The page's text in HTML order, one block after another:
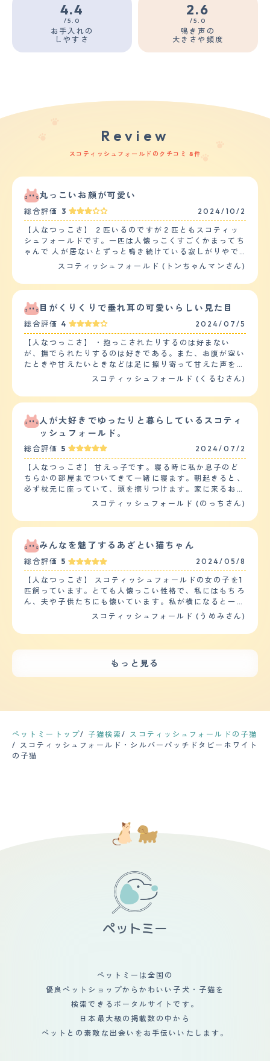
4.4
/5.0
お手入れの
しやすさ
2.6
/5.0
鳴き声の
大きさや頻度
Review
スコティッシュフォールドのクチコミ 8件
丸っこいお顔が可愛い
総合評価 3 2024/10/2
【人なつっこさ】 ２匹いるのですが２匹ともスコティッ
シュフォールドです。一匹は人懐っこくすごくかまってち
ゃんで 人が居ないとずっと鳴き続けている寂しがりやで
す。頭を撫でてあげると喜び社交的な性格なようです。も
う一匹はマイペースで行動もゆっくりで、ほとんど鳴く事
もなく静かで大人しい性格です。抱っこなども嫌がって1
が欲しい時だけ擦り寄ってきますが普段は人に近づく事も
しません。同じ種類の猫でも全然性格が違うもんだなぁと
思っています。 【落ち着き】 ２匹のうちの１匹は落ち着
きがなくいつも人に甘えていたいみたいです。エサや水が
充分にあっても起きている間は人にかまっていて欲しい子
です。とても運動も激しく走り回って遊びたがって飼い主
の方が疲れてしまうくらい落ち着きがないです。 【しつ
けやすさ】 トイレのしつけはあまり失敗はなく覚えまし
にトイレが綺麗かチェックが必要になります。特に訓練な
どはしていません 運動は家の中を走ってるのとキャット
タワーの上り下りでかなりの運動をしています。 【お手
入れ】 毛は長めなのでいつも自宅でブラッシングをして
いますが抜け毛が多いです。毛がふわふわの毛なので部屋
の中は掃除が大変です。猫は自分で毛繕いをするのでその
時に抜けた毛がフローリングの床にたくさん落ちます。で
すので1日に何度も掃除をしなければなりません。エサに
よってはお腹を壊してしまう事が多いのでうんちを見てあ
まり水っぽいエサは避けています。固形のエサもミックス
ってあげるようにしています。 【鳴き声】 鳴き声が大き
がくるのではないかと思っています。特に夜中遅くに鳴き
続けてしまう事があるのでなるべく何度も起きて気を紛ら
わせて遊ばせたりして 鳴かせないようにしています。
【総評】 ペットを迎い入れた事で家族の会話が増えまし
た。いつも一緒に居るので家族が増えましたし家の雰囲気
も明るくなった気がします。２匹のニャンコが居ますが第
かり何が必要か調べてペットショップに相談しに行ったり
けなので大丈夫でした。２匹とも性格は違いますがとても
可愛い家族になりました。
スコティッシュフォールド (トンちゃんマンさん)
目がくりくりで垂れ耳の可愛いらしい見た目
総合評価 4 2024/07/5
【人なつっこさ】 ・抱っこされたりするのは好まない
が、撫でられたりするのは好きである。また、お腹が空い
たときや甘えたいときなどは足に擦り寄って甘えた声を出
すなど人懐っこい部分もある。 ・新参猫に対して、最初
開くと新参猫の体を舐めてあげたり、そばで寝たりなど、
でも興味津々で駆け寄り様子を伺っている。おもちゃなど
などで戯れたりするのも好きである。 【落ち着き】 ・他
遊んでいるが、基本的には落ち着いた性格で、外をみたり
キャットタワーや窓際などのお気に入りの場所で落ち着い
ている。 【しつけやすさ】 ・トイレなどのしつけは特に
訓練することなく、自分で覚えて行うことができた。 ・
家の中で走り回っているのでそれが運動になっている。
ットフードを与えたりするようにして工夫している。
【お手入れ】 ・長毛種なので抜け毛や毛の手入れが特に
大変である。自分でカットをしているが、カットされるの
が嫌いなので限界があり、動物病院などで半年に1度くら
いの頻度で切ってもらっている。こだわりは特になく、顔
周りだけ残してもらって、体は全体的に邪魔にならないよ
うに短く切っていただいている。 ・シャンプーなども嫌
がるので、カットのタイミングで一緒にしてもらってい
る。ブラッシングは定期的に手が空いているときに自分で
耳障りに感じることはない。泣く頻度については、特段多
垂れ耳とくりくりの可愛らしいお目目が印象的で、ペット
のたまらないです。 ・長毛種なので抜け毛の時期などは
気にする方はよく考えた方が良いかもしれません。また、
毛のカットやブラッシングも定期的に行ってあげないと、
毛玉なども飲み込んでしまうので大変です。
スコティッシュフォールド (くるむさん)
人が大好きでゆったりと暮らしているスコティ
ッシュフォールド。
総合評価 5 2024/07/2
【人なつっこさ】 甘えっ子です。寝る時に私か息子のど
ちらかの部屋までついてきて一緒に寝ます。朝起きると、
必ず枕元に座っていて、頭を擦りつけます。家に来るお客
様にも遠慮なく擦り寄ってくるので、お客様を部屋に入れ
ん。お客様の膝の上で眠ってしまったり、甘えてゴロゴロ
と、あとはなすがままになります。息子のお友達がしつこ
く触っても我慢しています。とにかくひとが大好きです。
【落ち着き】 落ち着いたネコだと思います。メスだから
かもしれませんが、大騒ぎしません。特筆すべきは、ほと
んど鳴かないことです。大きな声で鳴いたことがありませ
ん。かと言ってじゃれないわけでもなく、大好きなネズミ
さ】 ペットショップから初めて我が家にきた時から、お
砂に混ぜただけですが、その日のうちにトイレの場所を覚
時にカットしています。爪切りが嫌いな子なので、またた
びで気をそらして、ささっと切るのが我が家流です。
【鳴き声】 前述しましたとおり、ほとんど鳴きません。
われていますが、我が家の猫は3キロですので小柄です。
とても人懐こく愛嬌があります。家に来るお客様がネコ好
きだったりすると、必ず可愛がってくれます。人が大好き
す。寝ている時でさえも癒されています。先住猫が亡くな
り心にポッカリ穴が空いていた私たち家族のもとにきてく
れたことに感謝しかありません。
スコティッシュフォールド (のっちさん)
みんなを魅了するあざとい猫ちゃん
総合評価 5 2024/05/8
【人なつっこさ】 スコティッシュフォールドの女の子を1
匹飼っています。とても人懐っこい性格で、私にはもちろ
ん、夫や子供たちにも懐いています。私が横になると一緒
にお腹の上に乗ってきたり、移動するとずっと着いてきた
添ってくれたりもします。他のペットは飼っていません
たくさん愛情注いで一緒にこれからも暮らしていきます！
【落ち着き】 日向ぼっこをしたり、好きな毛布の上でゆ
接してくれます。日頃から本当にのんびり屋さんで落ち着
はそんなに"しつけ"の訓練は必要ないと思いますが、私が
飼っている猫ちゃんには、トイレトレーニングをしまし
た。その結果、飼ってから1度もトイレ以外のところで、
ろです。目ヤニは出てる時に、耳は毎日耳用ウェットシー
トで拭いています。ですがそんなに溜まるものでもないの
声】 鳴き声はとても可愛く、高い声で鳴きます。その時
によって鳴き方が違うところまた良いですね。｢ニャー｣
だったり｢クゥン｣と甘えてるような鳴き方だったり、嫌
な時に出すような｢ニャ！｣と短めの鳴き方だったりと
ているところは、お顔はもちろん、模様、鳴き声、性格、
した。猫ちゃんも寒いかな？暑いかな？と自分たちだけで
はなく、猫ちゃんのことも考えながら生活しています。小
さい子供が2人おり、猫との接し方に最初は不安はありま
したが、猫ちゃんの方も理解しているのか、なんの問題も
ありませんでした。
スコティッシュフォールド (うめみさん)
もっと見る
ペットミートップ 子猫検索
スコティッシュフォールドの子猫
スコティッシュフォールド・シルバーパッチドタビーホワイト
の子猫
ペットミーは全国の
優良ペットショップからかわいい子犬・子猫を
検索できるポータルサイトです。
日本最大級の掲載数の中から
ペットとの素敵な出会いをお手伝いいたします。